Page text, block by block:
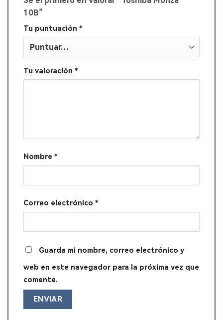
10B”
Tu puntuación *
Tu valoración *
Nombre *
Correo electrónico *
Guarda mi nombre, correo electrónico y
web en este navegador para la próxima vez que
comente.